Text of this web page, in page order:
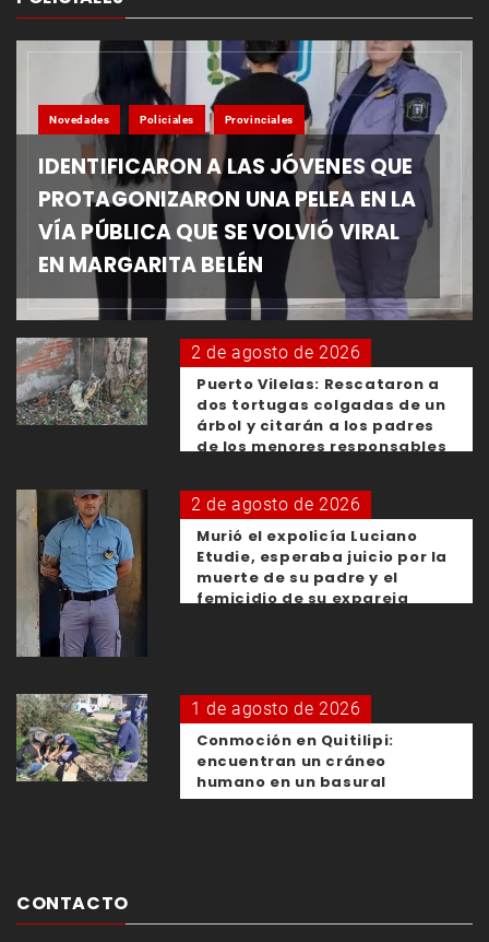
Novedades Policiales Provinciales
IDENTIFICARON A LAS JÓVENES QUE
PROTAGONIZARON UNA PELEA EN LA
VÍA PÚBLICA QUE SE VOLVIÓ VIRAL
EN MARGARITA BELÉN
2 de agosto de 2026
Puerto Vilelas: Rescataron a
dos tortugas colgadas de un
árbol y citarán a los padres
de los menores responsables
2 de agosto de 2026
Murió el expolicía Luciano
Etudie, esperaba juicio por la
muerte de su padre y el
femicidio de su expareja
1 de agosto de 2026
Conmoción en Quitilipi:
encuentran un cráneo
humano en un basural
CONTACTO